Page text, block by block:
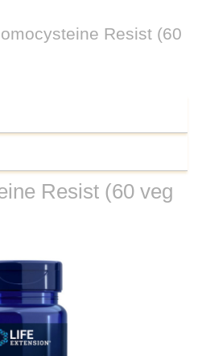
Resist (60
Resist (60 veg